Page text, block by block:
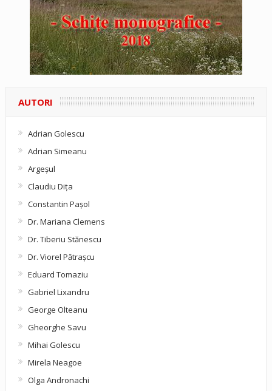
AUTORI
Adrian Golescu
Adrian Simeanu
Argeşul
Claudiu Diţa
Constantin Pașol
Dr. Mariana Clemens
Dr. Tiberiu Stănescu
Dr. Viorel Pătraşcu
Eduard Tomaziu
Gabriel Lixandru
George Olteanu
Gheorghe Savu
Mihai Golescu
Mirela Neagoe
Olga Andronachi